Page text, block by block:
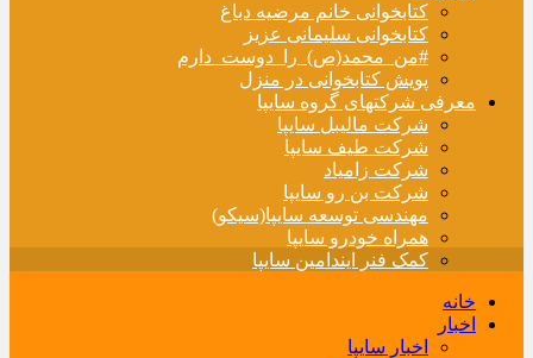
کتابخوانی خانم مرضیه دباغ
کتابخوانی سلیمانی عزیز
#من_محمد(ص)_را_دوست_دارم
پویش کتابخوانی در منزل
معرفی شرکتهای گروه سایپا
شرکت مالیبل سایپا
شرکت طیف سایپا
شرکت زامیاد
شرکت بن رو سایپا
مهندسی توسعه سایپا(سیکو)
همراه خودرو سایپا
کمک فنر ایندامین سایپا
خانه
اخبار
اخبار سایپا